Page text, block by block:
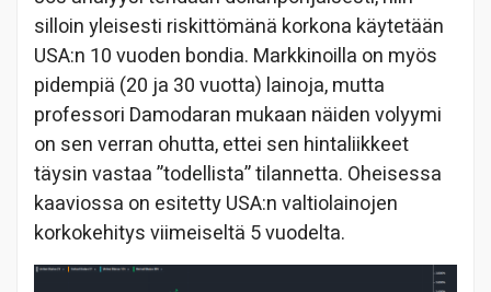
silloin yleisesti riskittömänä korkona käytetään
USA:n 10 vuoden bondia. Markkinoilla on myös
pidempiä (20 ja 30 vuotta) lainoja, mutta
professori Damodaran mukaan näiden volyymi
on sen verran ohutta, ettei sen hintaliikkeet
täysin vastaa ”todellista” tilannetta. Oheisessa
kaaviossa on esitetty USA:n valtiolainojen
korkokehitys viimeiseltä 5 vuodelta.